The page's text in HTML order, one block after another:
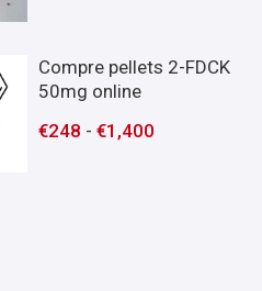
Compre pellets 2-FDCK
50mg online
€248 -€1,400